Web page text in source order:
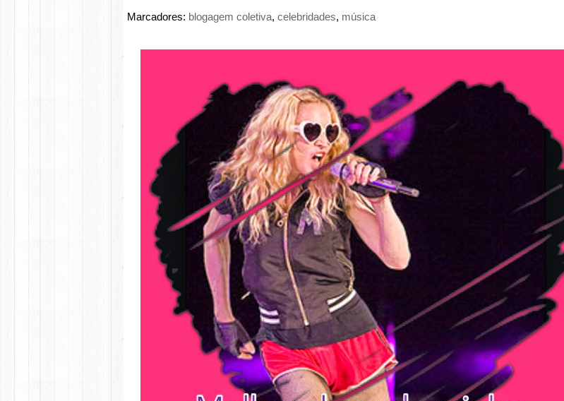
Marcadores: blogagem coletiva, celebridades, música